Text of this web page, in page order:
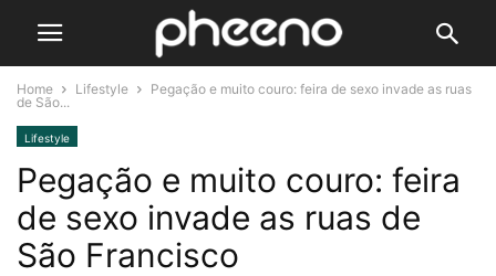
Home Lifestyle
Pegação e muito couro: feira de sexo invade as ruas
de São...
Lifestyle
Pegação e muito couro: feira
de sexo invade as ruas de
São Francisco